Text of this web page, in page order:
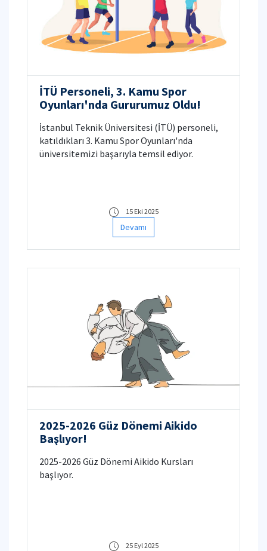
İTÜ Personeli, 3. Kamu Spor
Oyunları'nda Gururumuz Oldu!
İstanbul Teknik Üniversitesi (İTÜ) personeli,
katıldıkları 3. Kamu Spor Oyunları'nda
üniversitemizi başarıyla temsil ediyor.
15 Eki 2025
Devamı
2025-2026 Güz Dönemi Aikido
Başlıyor!
2025-2026 Güz Dönemi Aikido Kursları
başlıyor.
25 Eyl 2025